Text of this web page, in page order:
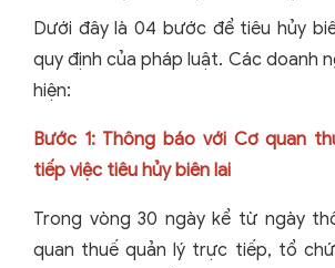
Dưới đây là 04 bước để tiêu hủy
quy định của pháp luật. Các doanh
hiện:
Bước 1: Thông báo với Cơ quan
tiếp việc tiêu hủy biên lai
Trong vòng 30 ngày kể từ ngày
quan thuế quản lý trực tiếp, tổ